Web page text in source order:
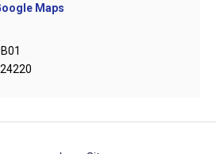
Maps